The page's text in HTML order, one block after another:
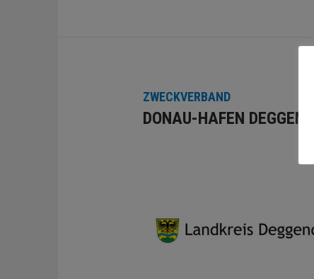
ZWECKVERBAND
DONAU-HAFEN